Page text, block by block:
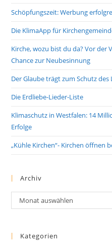
Schöpfungszeit: Werbung
Die KlimaApp für
Kirche, wozu bist du da? Vor der
Chance zur Neubesinnung
Der Glaube trägt zum Schutz
Die Erdliebe-Lieder-Liste
Klimaschutz in Westfalen: 14
Erfolge
„Kühle Kirchen“- Kirchen öffnen
Archiv
Archiv
Monat auswählen
Kategorien